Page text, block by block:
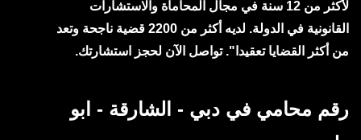
لأكثر من 12 سنة في مجال المحاماة والاستشارات
القانونية في الدولة. لديه أكثر من 2200 قضية ناجحة وتعد
من أكثر القضايا تعقيدا". تواصل الآن لحجز استشارتك.
رقم محامي في دبي - الشارقة - ابو